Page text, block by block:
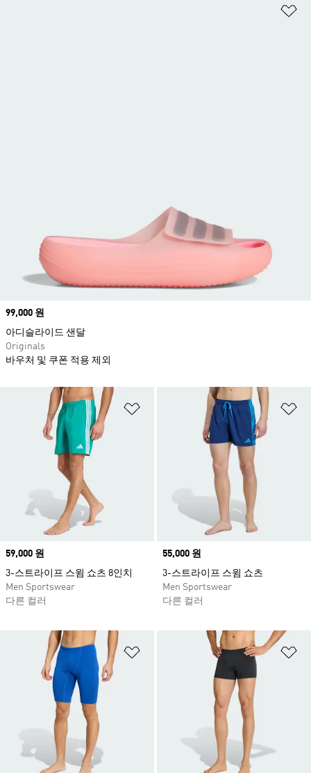
위시리스트 담기
Price
59,000 원
3-스트라이프 스윔 쇼츠 8인치
Men Sportswear
다른 컬러
Price
55,000 원
3-스트라이프 스윔 쇼츠
Men Sportswear
다른 컬러
위시리스트 담기
Price
99,000 원
아디슬라이드 샌달
Originals
바우처 및 쿠폰 적용 제외